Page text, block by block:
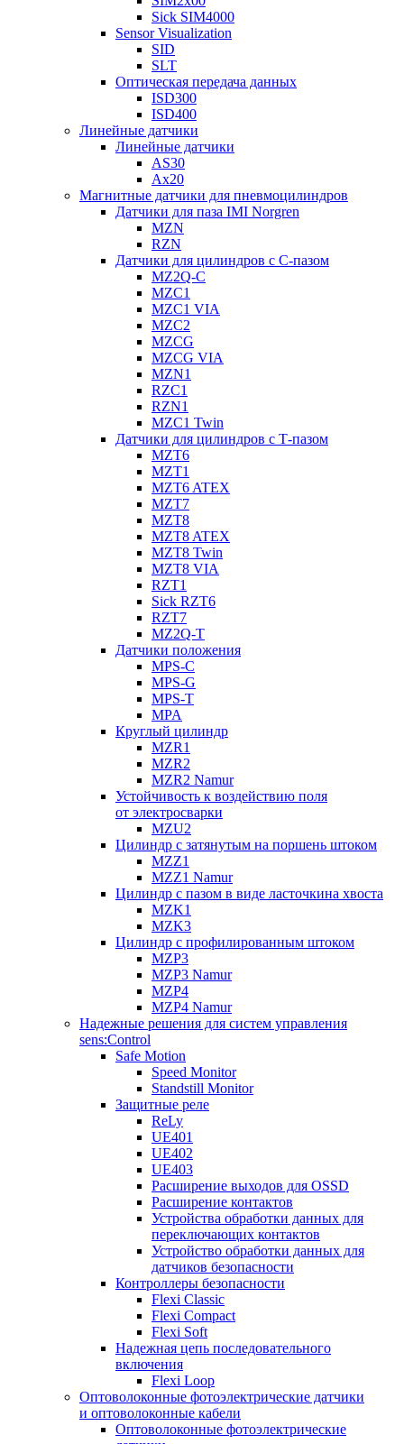
Sick SIM4000
Sensor Visualization
SID
SLT
Оптическая передача данных
ISD300
ISD400
Линейные датчики
Линейные датчики
AS30
Ax20
Магнитные датчики для пневмоцилиндров
Датчики для паза IMI Norgren
MZN
RZN
Датчики для цилиндров с С-пазом
MZ2Q-C
MZC1
MZC1 VIA
MZC2
MZCG
MZCG VIA
MZN1
RZC1
RZN1
MZC1 Twin
Датчики для цилиндров с Т-пазом
MZT6
MZT1
MZT6 ATEX
MZT7
MZT8
MZT8 ATEX
MZT8 Twin
MZT8 VIA
RZT1
Sick RZT6
RZT7
MZ2Q-T
Датчики положения
MPS-C
MPS-G
MPS-T
MPA
Круглый цилиндр
MZR1
MZR2
MZR2 Namur
Устойчивость к воздействию поля
от электросварки
MZU2
Цилиндр с затянутым на поршень штоком
MZZ1
MZZ1 Namur
Цилиндр с пазом в виде ласточкина хвоста
MZK1
MZK3
Цилиндр с профилированным штоком
MZP3
MZP3 Namur
MZP4
MZP4 Namur
Надежные решения для систем управления
sens:Control
Safe Motion
Speed Monitor
Standstill Monitor
Защитные реле
ReLy
UE401
UE402
UE403
Расширение выходов для OSSD
Расширение контактов
Устройства обработки данных для
переключающих контактов
Устройство обработки данных для
датчиков безопасности
Контроллеры безопасности
Flexi Classic
Flexi Compact
Flexi Soft
Надежная цепь последовательного
включения
Flexi Loop
Оптоволоконные фотоэлектрические датчики
и оптоволоконные кабели
Оптоволоконные фотоэлектрические